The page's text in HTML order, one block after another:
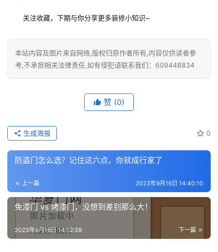
们
关注收藏，下期与你分享更多装修小知识~
本站内容及图片来自网络,版权归原作者所有,内容仅供读者参
考,不承担相关法律责任,如有侵犯请联系我们：609448834
赞 (0)
0
生成海报
防盗门怎么选？记住这六点，你就成行家了
上一篇 2023年9月16日 14:40:10
免漆门 vs 烤漆门，没想到差别那么大！
下一篇
2023年9月16日 14:52:38